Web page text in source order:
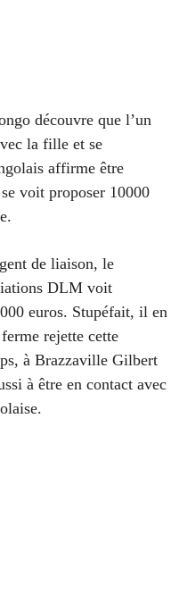
découvre que l’un
la fille et se
affirme être
voit proposer 10000
de liaison, le
DLM voit
euros. Stupéfait, il en
rejette cette
à Brazzaville Gilbert
à être en contact avec